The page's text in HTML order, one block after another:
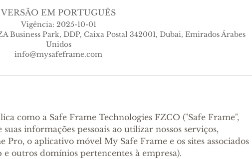
VERSÃO EM PORTUGUÊS
Vigência: 2025-10-01
Business Park, DDP, Caixa Postal 342001, Dubai, Emirados Árabes
Unidos
info@mysafeframe.com
como a Safe Frame Technologies FZCO ("Safe Frame",
suas informações pessoais ao utilizar nossos serviços,
o aplicativo móvel My Safe Frame e os sites associados
outros domínios pertencentes à empresa).